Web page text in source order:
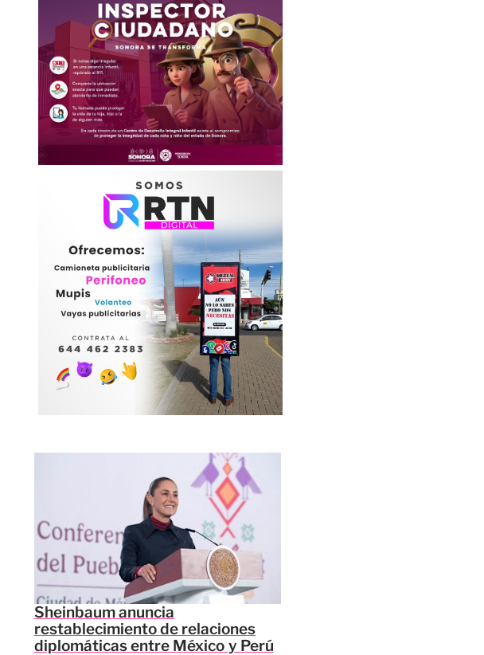
Sheinbaum anuncia
restablecimiento de relaciones
diplomáticas entre México y Perú